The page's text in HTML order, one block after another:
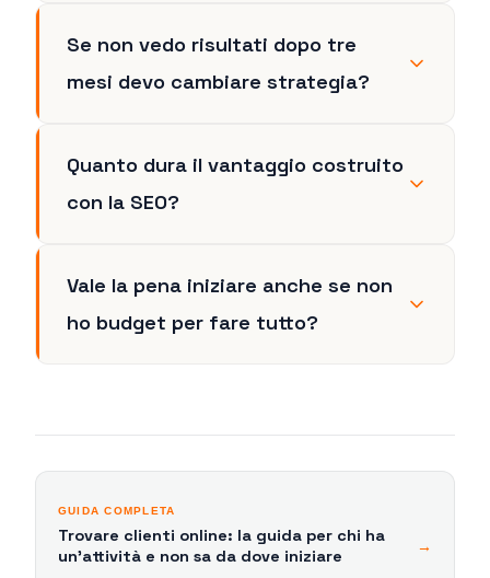
Se non vedo risultati dopo tre
mesi devo cambiare strategia?
Quanto dura il vantaggio costruito
con la SEO?
Vale la pena iniziare anche se non
ho budget per fare tutto?
GUIDA COMPLETA
Trovare clienti online: la guida per chi ha
un'attività e non sa da dove iniziare
→